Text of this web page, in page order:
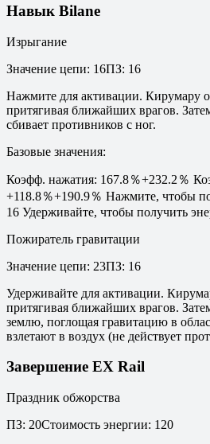
Навык Bilane
Изрыгание
Значение цепи: 16ПЗ: 16
Нажмите для активации. Кирумару
притягивая ближайших врагов.
сбивает противников с ног.
Базовые значения:
Коэфф. нажатия: 167.8％+232.2％
+118.8％+190.9％ Нажмите, чтобы
16 Удерживайте, чтобы получить
Пожиратель гравитации
Значение цепи: 23ПЗ: 16
Удерживайте для активации.
притягивая ближайших врагов.
землю, поглощая гравитацию в
взлетают в воздух (не действует
Завершение EX Rail
Праздник обжорства
ПЗ: 20Стоимость энергии: 120